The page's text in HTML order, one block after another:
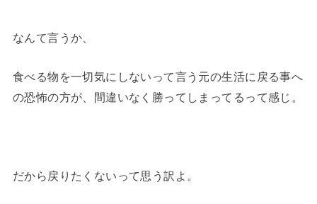
なんて言うか、
食べる物を一切気にしないって言う元の生活に戻る事へ
の恐怖の方が、間違いなく勝ってしまってるって感じ。
だから戻りたくないって思う訳よ。